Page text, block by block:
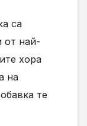
са
от най-
хора
на
те